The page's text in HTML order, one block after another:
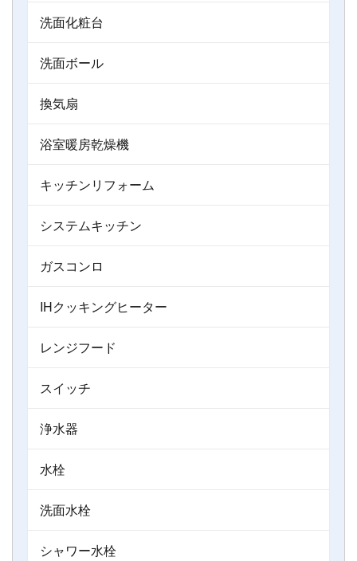
洗面化粧台
洗面ボール
換気扇
浴室暖房乾燥機
キッチンリフォーム
システムキッチン
ガスコンロ
IHクッキングヒーター
レンジフード
スイッチ
浄水器
水栓
洗面水栓
シャワー水栓